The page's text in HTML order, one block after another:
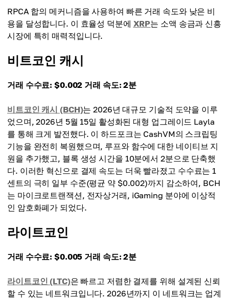
RPCA 합의 메커니즘을 사용하여 빠른 거래 속도와 낮은 비
용을 달성합니다. 이 효율성 덕분에 XRP는 소액 송금과 신흥
시장에 특히 매력적입니다.
비트코인 캐시
거래 수수료: $0.002 거래 속도: 2분
비트코인 캐시 (BCH)는 2026년 대규모 기술적 도약을 이루
었으며, 2026년 5월 15일 활성화된 대형 업그레이드 Layla
를 통해 크게 발전했다. 이 하드포크는 CashVM의 스크립팅
기능을 완전히 복원했으며, 루프와 함수에 대한 네이티브 지
원을 추가했고, 블록 생성 시간을 10분에서 2분으로 단축했
다. 이러한 혁신으로 결제 속도는 더욱 빨라졌고 수수료는 1
센트의 극히 일부 수준(평균 약 $0.002)까지 감소하여, BCH
는 마이크로트랜잭션, 전자상거래, iGaming 분야에 이상적
인 암호화폐가 되었다.
라이트코인
거래 수수료: $0.005 거래 속도: 2분
라이트코인 (LTC)은 빠르고 저렴한 결제를 위해 설계된 신뢰
할 수 있는 네트워크입니다. 2026년까지 이 네트워크는 업계